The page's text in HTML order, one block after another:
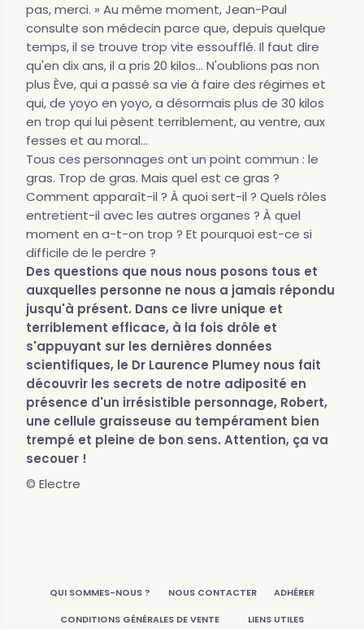
pas, merci. » Au même moment, Jean-Paul
consulte son médecin parce que, depuis quelque
temps, il se trouve trop vite essoufflé. Il faut dire
qu'en dix ans, il a pris 20 kilos... N'oublions pas non
plus Ève, qui a passé sa vie à faire des régimes et
qui, de yoyo en yoyo, a désormais plus de 30 kilos
en trop qui lui pèsent terriblement, au ventre, aux
fesses et au moral...
Tous ces personnages ont un point commun : le
gras. Trop de gras. Mais quel est ce gras ?
Comment apparaît-il ? À quoi sert-il ? Quels rôles
entretient-il avec les autres organes ? À quel
moment en a-t-on trop ? Et pourquoi est-ce si
difficile de le perdre ?
Des questions que nous nous posons tous et
auxquelles personne ne nous a jamais répondu
jusqu'à présent. Dans ce livre unique et
terriblement efficace, à la fois drôle et
s'appuyant sur les dernières données
scientifiques, le Dr Laurence Plumey nous fait
découvrir les secrets de notre adiposité en
présence d'un irrésistible personnage, Robert,
une cellule graisseuse au tempérament bien
trempé et pleine de bon sens. Attention, ça va
secouer !
© Electre
QUI SOMMES-NOUS ? NOUS CONTACTER ADHÉRER
CONDITIONS GÉNÉRALES DE VENTE LIENS UTILES